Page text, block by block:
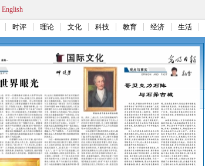
English
时评 理论 文化 科技 教育 经济 生活